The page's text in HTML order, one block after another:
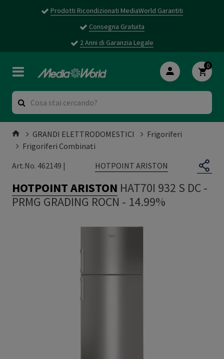
Prodotti Ricondizionati MediaWorld Garantiti
Consegna Gratuita
2 Anni di Garanzia Legale
0
GRANDI ELETTRODOMESTICI
Frigoriferi
Frigoriferi Combinati
Art.No. 462149 |
HOTPOINT ARISTON
HOTPOINT ARISTON HAT70I 932 S DC-
PRMG GRADING ROCN - 14.99%